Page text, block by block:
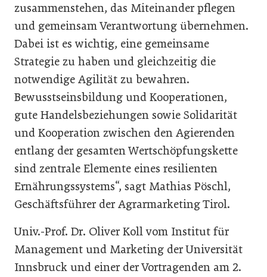
zusammenstehen, das Miteinander pflegen
und gemeinsam Verantwortung übernehmen.
Dabei ist es wichtig, eine gemeinsame
Strategie zu haben und gleichzeitig die
notwendige Agilität zu bewahren.
Bewusstseinsbildung und Kooperationen,
gute Handelsbeziehungen sowie Solidarität
und Kooperation zwischen den Agierenden
entlang der gesamten Wertschöpfungskette
sind zentrale Elemente eines resilienten
Ernährungssystems“, sagt Mathias Pöschl,
Geschäftsführer der Agrarmarketing Tirol.
Univ.-Prof. Dr. Oliver Koll vom Institut für
Management und Marketing der Universität
Innsbruck und einer der Vortragenden am 2.